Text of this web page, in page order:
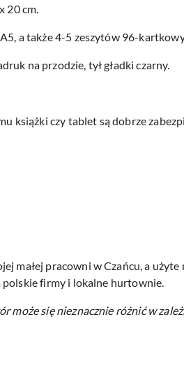
20 cm.
a także 4-5 zeszytów 96-
na przodzie, tył gładki czarny.
książki czy tablet są dobrze
małej pracowni w Czańcu, a
firmy i lokalne hurtownie.
może się nieznacznie różnić w